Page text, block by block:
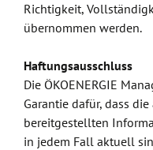
Richtigkeit,
übernommen werden.
Haftungsausschluss
Die ÖKOENERGIE
Garantie dafür, dass
bereitgestellten
in jedem Fall aktuell